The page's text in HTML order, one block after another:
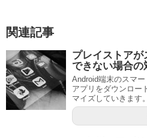
関連記事
プレイストアが
できない場合の
Android端末のスマ
アプリをダウンロー
マイズしていきます